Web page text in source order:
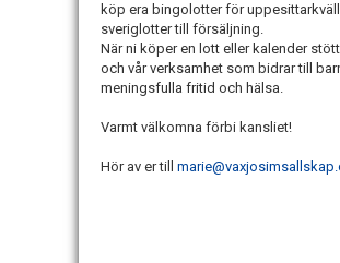
köp era bingolotter för
sveriglotter till försäljning.
När ni köper en lott eller kalender
och vår verksamhet som bidrar till
meningsfulla fritid och hälsa.
Varmt välkomna förbi kansliet!
Hör av er till